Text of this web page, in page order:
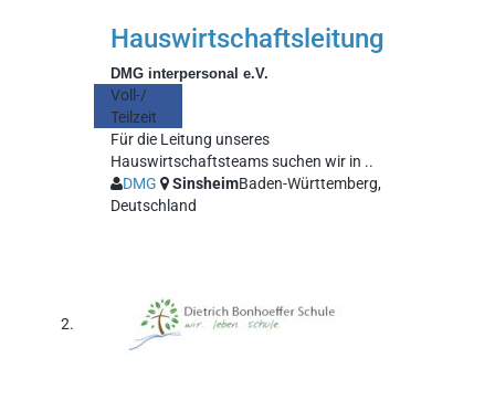
Hauswirtschaftsleitung
DMG interpersonal e.V.
Voll-/
Teilzeit
Für die Leitung unseres
Hauswirtschaftsteams suchen wir in ..
DMG
SinsheimBaden-Württemberg,
Deutschland